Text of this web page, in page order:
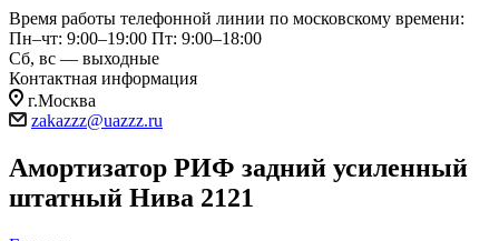
Время работы телефонной линии по московскому времени:
Пн–чт: 9:00–19:00 Пт: 9:00–18:00
Сб, вс — выходные
Контактная информация
г.Москва
zakazzz@uazzz.ru
Амортизатор РИФ задний усиленный
штатный Нива 2121